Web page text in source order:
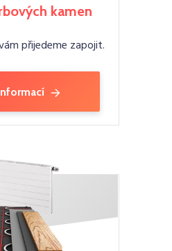
kamen
přijedeme zapojit.